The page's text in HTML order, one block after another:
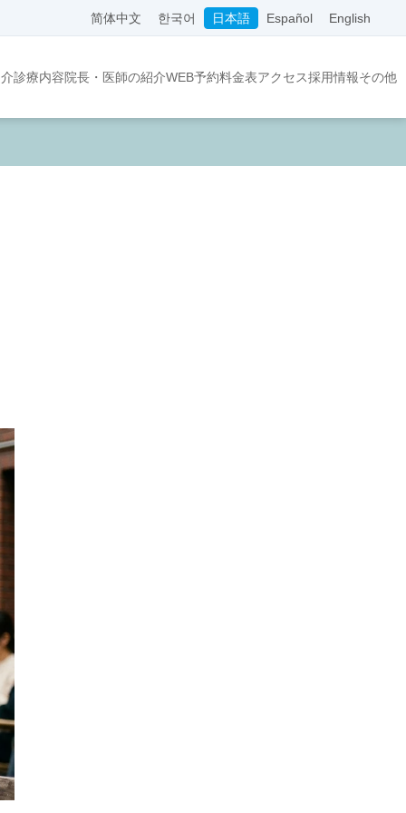
简体中文 한국어 日本語 Español English
診療内容院長・医師の紹介WEB予約料金表アクセス採用情報その他